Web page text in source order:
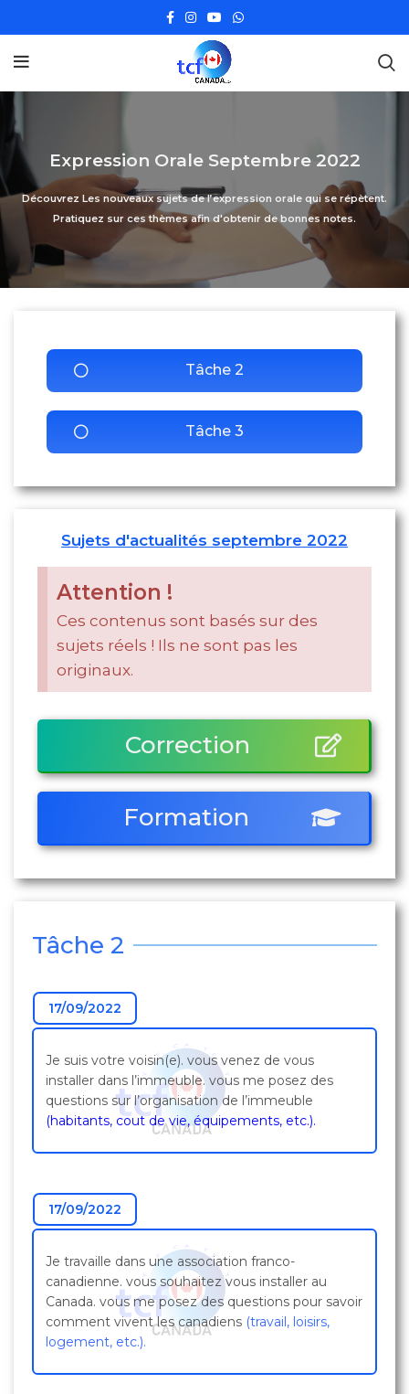
Expression Orale Septembre 2022
Découvrez Les nouveaux sujets de l’expression orale qui se répètent.
Pratiquez sur ces thèmes afin d'obtenir de bonnes notes.
Tâche 2
Tâche 3
Sujets d'actualités septembre 2022
Attention !
Ces contenus sont basés sur des
sujets réels ! Ils ne sont pas les
originaux.
Correction
Formation
Tâche 2
17/09/2022
Je suis votre voisin(e). vous venez de vous
installer dans l’immeuble. vous me posez des
questions sur l’organisation de l’immeuble
(habitants, cout de vie, équipements, etc.).
17/09/2022
Je travaille dans une association franco-
canadienne. vous souhaitez vous installer au
Canada. vous me posez des questions pour savoir
comment vivent les canadiens (travail, loisirs,
logement, etc.).